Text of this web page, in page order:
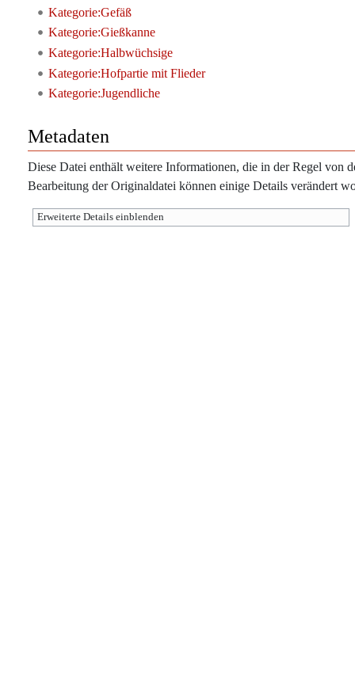
Kategorie:Gefäß
Kategorie:Gießkanne
Kategorie:Halbwüchsige
Kategorie:Hofpartie mit Flieder
Kategorie:Jugendliche
Metadaten
Diese Datei enthält weitere Informationen, die in der Regel von
Bearbeitung der Originaldatei können einige Details verändert
Erweiterte Details einblenden